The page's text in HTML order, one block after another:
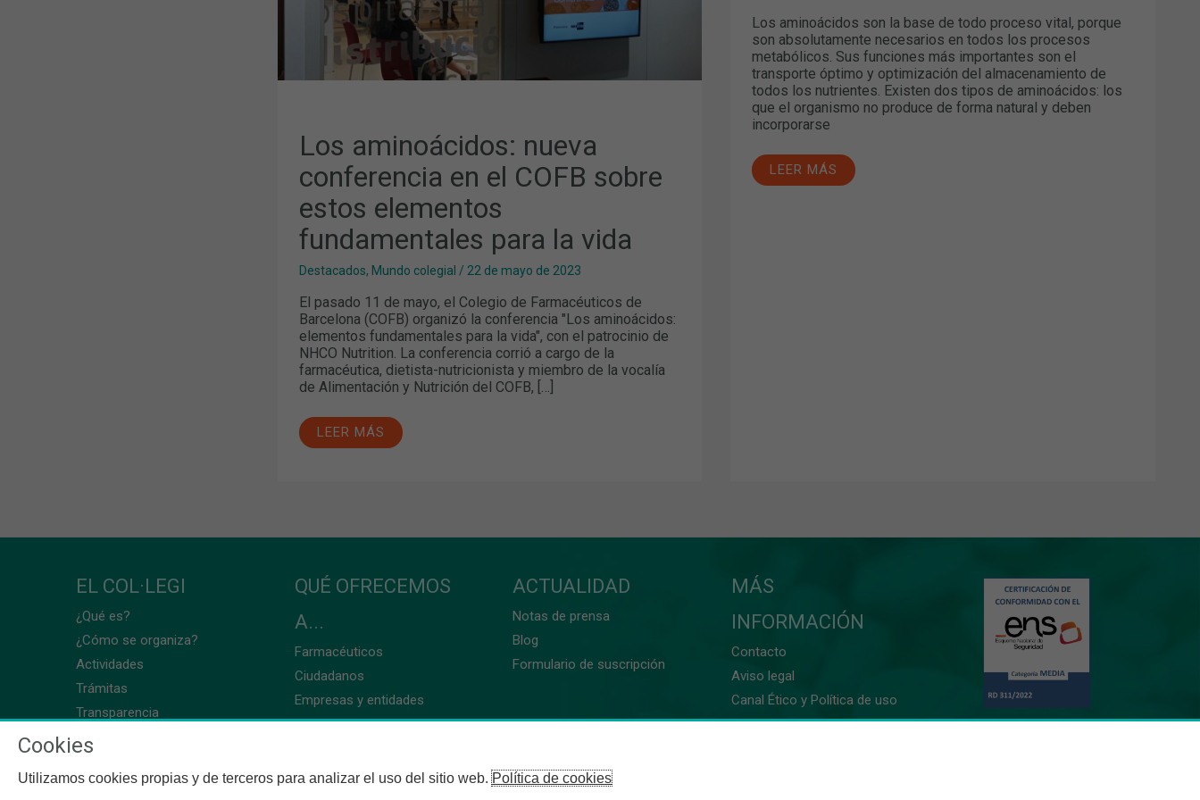
Los aminoácidos: nueva
conferencia en el COFB sobre
estos elementos
fundamentales para la vida
Destacados, Mundo colegial / 22 de mayo de 2023
El pasado 11 de mayo, el Colegio de Farmacéuticos de
Barcelona (COFB) organizó la conferencia "Los aminoácidos:
elementos fundamentales para la vida", con el patrocinio de
NHCO Nutrition. La conferencia corrió a cargo de la
farmacéutica, dietista-nutricionista y miembro de la vocalía
de Alimentación y Nutrición del COFB, […]
PARA
LA
VIDA
LEER MÁS
Los aminoácidos son la base de todo proceso vital, porque
son absolutamente necesarios en todos los procesos
metabólicos. Sus funciones más importantes son el
transporte óptimo y optimización del almacenamiento de
todos los nutrientes. Existen dos tipos de aminoácidos: los
que el organismo no produce de forma natural y deben
incorporarse
LEER MÁS
EL COL·LEGI
¿Qué es?
¿Cómo se organiza?
Actividades
Trámitas
Transparencia
QUÉ OFRECEMOS
A...
Farmacéuticos
Ciudadanos
Empresas y entidades
ACTUALIDAD
Notas de prensa
Blog
Formulario de suscripción
MÁS
INFORMACIÓN
Contacto
Aviso legal
Canal Ético y Política de uso
Cookies
Utilizamos cookies propias y de terceros para analizar el uso del sitio web.Política de cookies